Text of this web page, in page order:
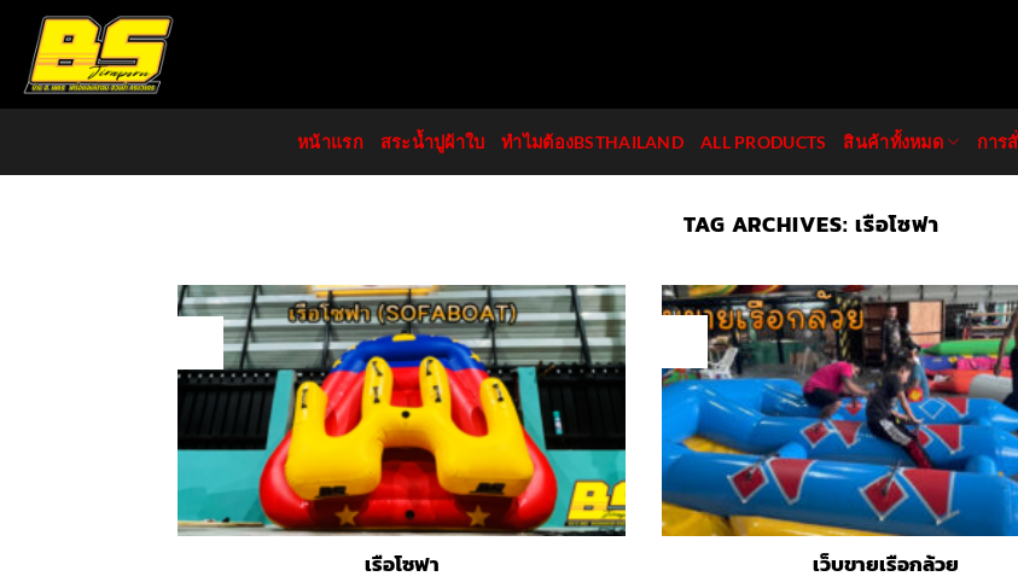
content
หน้าแรก สระน้ำปูผ้าใบ ทำไมต้องBSTHAILAND ALL PRODUCTS สินค้าทั้งหมด การ
TAG ARCHIVES: เรือโซฟา
เรือโซฟา เว็บขายเรือกล้วย